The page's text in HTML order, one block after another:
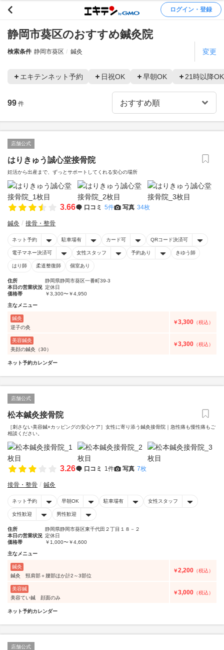
ログイン・登録
静岡市葵区のおすすめ鍼灸院
検索条件 静岡市葵区 鍼灸 変更
エキテンネット予約 日祝OK 早朝OK 21時以降OK
99 件
店舗公式
はりきゅう誠心堂接骨院
妊活から出産まで、ずっとサポートしてくれる安心の場所
3.66 口コミ 5件 写真 34枚
鍼灸 接骨・整骨
ネット予約 駐車場有 カード可 QRコード決済可
電子マネー決済可 女性スタッフ 予約あり きゆう師
はり師 柔道整復師 個室あり
住所
静岡県静岡市葵区一番町39-3
本日の営業状況 定休日
価格帯
￥3,300〜￥4,950
主なメニュー
鍼灸
逆子の灸
￥3,300 （税込）
美容鍼灸
美顔の鍼灸（30）
￥3,300 （税込）
ネット予約カレンダー
店舗公式
松本鍼灸接骨院
［刺さない美容鍼×カッピングの安心ケア］女性に寄り添う鍼灸接骨院｜急性痛も慢性痛もご
相談ください。
3.26 口コミ 1件 写真 7枚
接骨・整骨 鍼灸
ネット予約 早朝OK 駐車場有 女性スタッフ
女性歓迎 男性歓迎
住所
静岡県静岡市葵区東千代田２丁目１８－２
本日の営業状況 定休日
価格帯
￥1,000〜￥4,600
主なメニュー
鍼灸
鍼灸 頸肩部＋腰部ほか計2～3部位
￥2,200 （税込）
美容鍼
美容てい鍼 顔面のみ
￥3,000 （税込）
ネット予約カレンダー
店舗公式